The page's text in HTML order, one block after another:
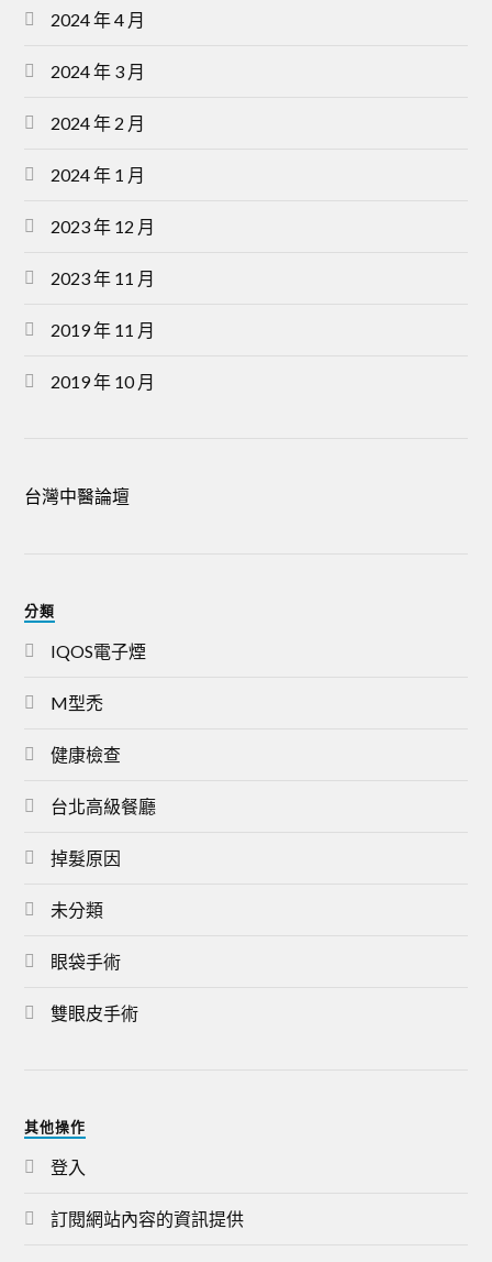
2024 年 4 月
2024 年 3 月
2024 年 2 月
2024 年 1 月
2023 年 12 月
2023 年 11 月
2019 年 11 月
2019 年 10 月
台灣中醫論壇
分類
IQOS電子煙
M型禿
健康檢查
台北高級餐廳
掉髮原因
未分類
眼袋手術
雙眼皮手術
其他操作
登入
訂閱網站內容的資訊提供